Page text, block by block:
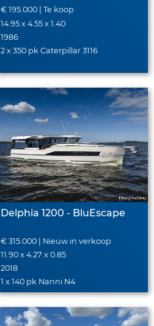
€ 195.000 | Te koop
14.95 x 4.55 x 1.40
1986
2 x 350 pk Caterpillar 3116
Delphia 1200 - BluEscape
€ 315.000 | Nieuw in verkoop
11.90 x 4.27 x 0.85
2018
1 x 140 pk Nanni N4